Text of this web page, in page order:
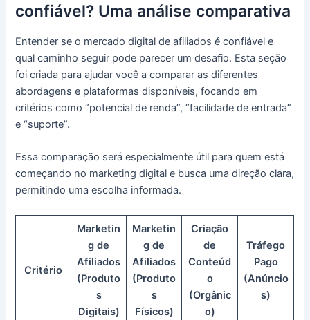
confiável? Uma análise comparativa
Entender se o mercado digital de afiliados é confiável e
qual caminho seguir pode parecer um desafio. Esta seção
foi criada para ajudar você a comparar as diferentes
abordagens e plataformas disponíveis, focando em
critérios como “potencial de renda”, “facilidade de entrada”
e “suporte”.
Essa comparação será especialmente útil para quem está
começando no marketing digital e busca uma direção clara,
permitindo uma escolha informada.
Critério
Marketin
g de
Afiliados
(Produto
s
Digitais)
Marketin
g de
Afiliados
(Produto
s
Físicos)
Criação
de
Conteúd
o
(Orgânic
o)
Tráfego
Pago
(Anúncio
s)